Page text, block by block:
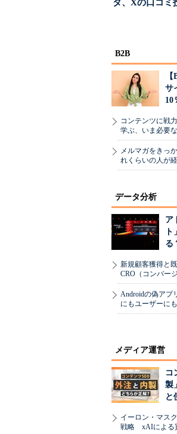
タ、Xの口コミ
B2B
サ
10
コンテンツに戦
学ぶ、いま必要
メルマガをきっ
れくらいの人が
データ分析
ア
る
新規顧客獲得と
CRO（コンバー
Androidの偽アプ
にもユーザーに
メディア運営
コ
製
と
イーロン・マス
戦略 xAIによる